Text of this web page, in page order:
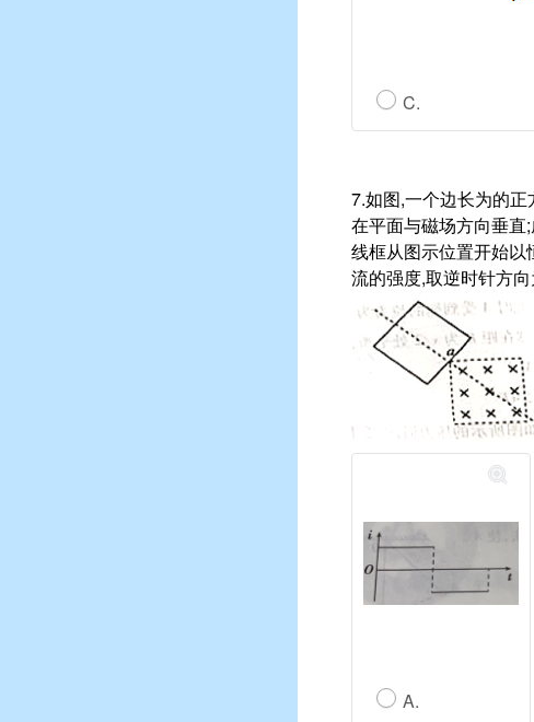
C.
7.如图,一个边长为的
在平面与磁场方向垂直
线框从图示位置开始
流的强度,取逆时针方
A.